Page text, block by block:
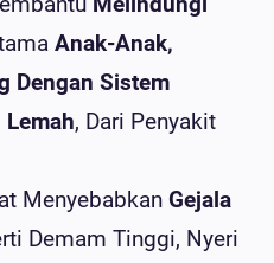
Anak-Anak,
Dengan Sistem
Lemah, Dari Penyakit
Menyebabkan Gejala
Demam Tinggi, Nyeri